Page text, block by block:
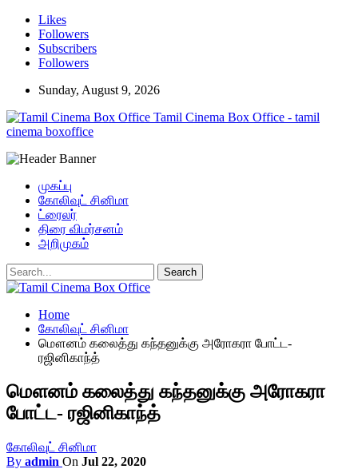
Likes
Followers
Subscribers
Followers
Sunday, August 9, 2026
Tamil Cinema Box Office - tamil
cinema boxoffice
முகப்பு
கோலிவுட் சினிமா
ட்ரைலர்
திரை விமர்சனம்
அறிமுகம்
Home
கோலிவுட் சினிமா
மௌனம் கலைத்து கந்தனுக்கு அரோகரா போட்ட-
ரஜினிகாந்த்
மௌனம் கலைத்து கந்தனுக்கு அரோகரா
போட்ட- ரஜினிகாந்த்
கோலிவுட் சினிமா
By admin On Jul 22, 2020